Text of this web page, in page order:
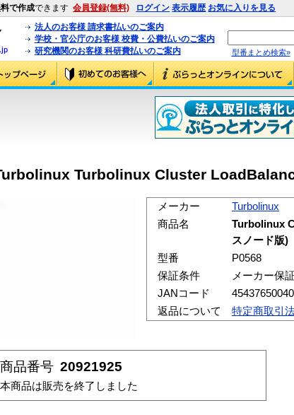
で作成できます 会員登録(無料) ログイン 表示履歴 お気に入りを見る
法人のお客様 請求書払いのご案内
学校・官公庁のお客様 校費・公費払いのご案内
研究機関のお客様 科研費払いのご案内
型番まとめ検索»
Turbolinux Cluster
メーカー
Turbolinux
商品名
Turbolinux
スノード版)
型番
P0568
保証条件
メーカー保証
JANコード
返品について
特定商取引
商品番号 20921925
本商品は販売を終了しました